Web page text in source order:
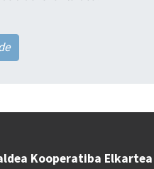
Kooperatiba Elkartea